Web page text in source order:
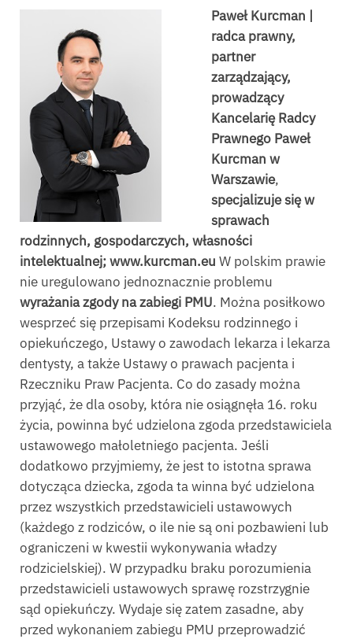
Paweł Kurcman |
radca prawny,
partner
zarządzający,
prowadzący
Kancelarię Radcy
Prawnego Paweł
Kurcman w
Warszawie,
specjalizuje się w
sprawach
rodzinnych, gospodarczych, własności
intelektualnej; www.kurcman.eu W polskim prawie
nie uregulowano jednoznacznie problemu
wyrażania zgody na zabiegi PMU. Można posiłkowo
wesprzeć się przepisami Kodeksu rodzinnego i
opiekuńczego, Ustawy o zawodach lekarza i lekarza
dentysty, a także Ustawy o prawach pacjenta i
Rzeczniku Praw Pacjenta. Co do zasady można
przyjąć, że dla osoby, która nie osiągnęła 16. roku
życia, powinna być udzielona zgoda przedstawiciela
ustawowego małoletniego pacjenta. Jeśli
dodatkowo przyjmiemy, że jest to istotna sprawa
dotycząca dziecka, zgoda ta winna być udzielona
przez wszystkich przedstawicieli ustawowych
(każdego z rodziców, o ile nie są oni pozbawieni lub
ograniczeni w kwestii wykonywania władzy
rodzicielskiej). W przypadku braku porozumienia
przedstawicieli ustawowych sprawę rozstrzygnie
sąd opiekuńczy. Wydaje się zatem zasadne, aby
przed wykonaniem zabiegu PMU przeprowadzić